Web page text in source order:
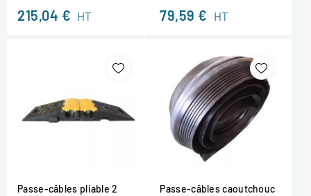
215,04 € HT 79,59 € HT
Passe-câbles pliable 2
Passe-câbles caoutchouc